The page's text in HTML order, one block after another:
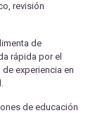
revisión
de
rápida por el
experiencia en
de educación